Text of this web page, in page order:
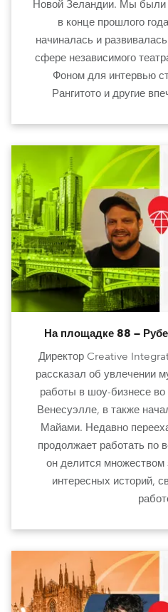
Новой Зеландии. Мы были
в конце прошлого
начиналась и
сфере независимого
Фоном для интервью
Рангитото и другие
На площадке 88 —
Директор Creative
рассказал об увлечении
работы в шоу-бизнесе
Венесуэлле, в также
Майами. Недавно
продолжает работать по
он делится множеством
интересных историй,